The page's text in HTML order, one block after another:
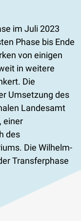
im Juli 2023
Phase bis Ende
von einigen
in weitere
Die
Umsetzung des
Landesamt
einer
des
Die Wilhelm-
Transferphase